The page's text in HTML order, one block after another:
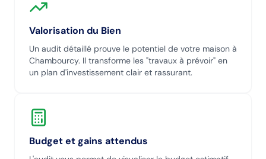
Valorisation du Bien
Un audit détaillé prouve le potentiel de votre maison à
Chambourcy. Il transforme les "travaux à prévoir" en
un plan d'investissement clair et rassurant.
Budget et gains attendus